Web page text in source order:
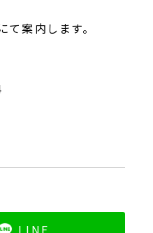
案内します。
LINE